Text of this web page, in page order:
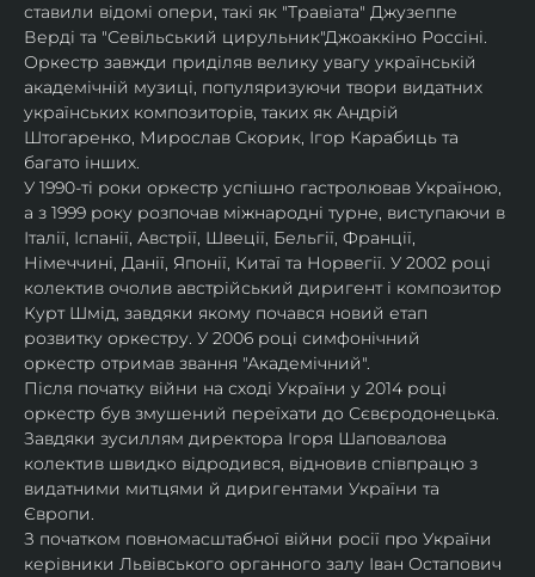
ставили відомі опери, такі як "Травіата" Джузеппе
Верді та "Севільський цирульник"Джоаккіно Россіні.
Оркестр завжди приділяв велику увагу українській
академічній музиці, популяризуючи твори видатних
українських композиторів, таких як Андрій
Штогаренко, Мирослав Скорик, Ігор Карабиць та
багато інших.
У 1990-ті роки оркестр успішно гастролював Україною,
а з 1999 року розпочав міжнародні турне, виступаючи в
Італії, Іспанії, Австрії, Швеції, Бельгії, Франції,
Німеччині, Данії, Японії, Китаї та Норвегії. У 2002 році
колектив очолив австрійський диригент і композитор
Курт Шмід, завдяки якому почався новий етап
розвитку оркестру. У 2006 році симфонічний
оркестр отримав звання "Академічний".
Після початку війни на сході України у 2014 році
оркестр був змушений переїхати до Сєвєродонецька.
Завдяки зусиллям директора Ігоря Шаповалова
колектив швидко відродився, відновив співпрацю з
видатними митцями й диригентами України та
Європи.
З початком повномасштабної війни росії про України
керівники Львівського органного залу Іван Остапович